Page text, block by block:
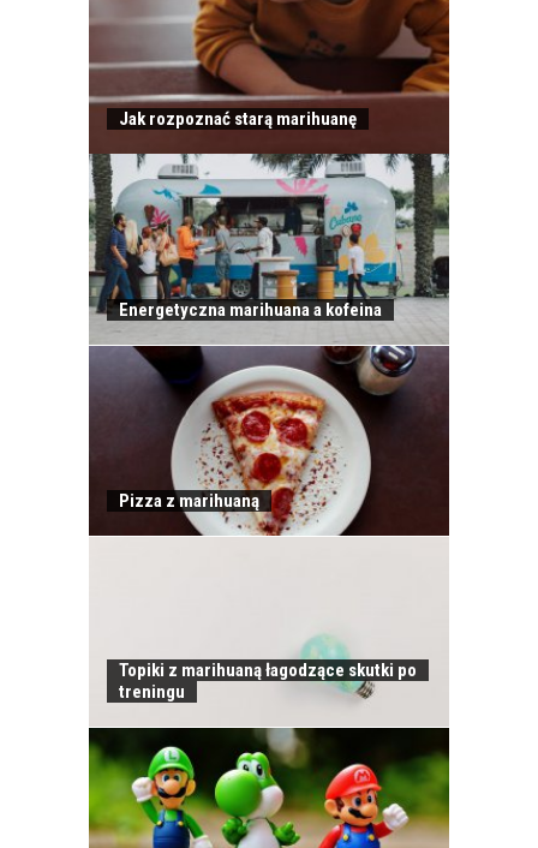
Jak rozpoznać starą marihuanę
Energetyczna marihuana a kofeina
Pizza z marihuaną
Topiki z marihuaną łagodzące skutki po
treningu